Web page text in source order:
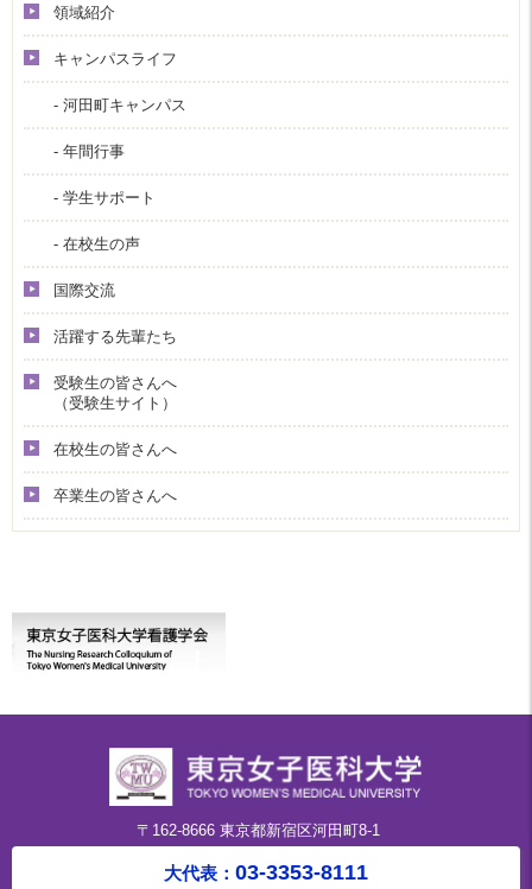
領域紹介
キャンパスライフ
- 河田町キャンパス
- 年間行事
- 学生サポート
- 在校生の声
国際交流
活躍する先輩たち
受験生の皆さんへ
（受験生サイト）
在校生の皆さんへ
卒業生の皆さんへ
〒162-8666 東京都新宿区河田町8-1
大代表： 03-3353-8111